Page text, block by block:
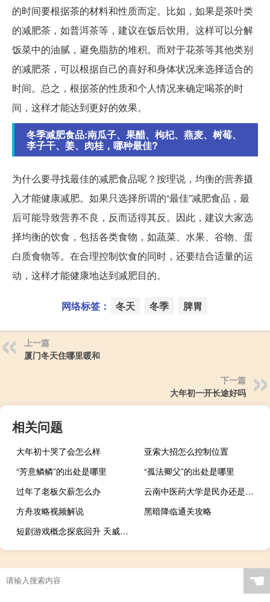
的时间要根据茶的材料和性质而定。比如，如果是茶叶类
的减肥茶，如普洱茶等，建议在饭后饮用。这样可以分解
饭菜中的油腻，避免脂肪的堆积。而对于花茶等其他类别
的减肥茶，可以根据自己的喜好和身体状况来选择适合的
时间。总之，根据茶的性质和个人情况来确定喝茶的时
间，这样才能达到更好的效果。
冬季减肥食品:南瓜子、果醋、枸杞、燕麦、树莓、
李子干、姜、肉桂，哪种最佳?
为什么要寻找最佳的减肥食品呢？按理说，均衡的营养摄
入才能健康减肥。如果只选择所谓的“最佳”减肥食品，最
后可能导致营养不良，反而适得其反。因此，建议大家选
择均衡的饮食，包括各类食物，如蔬菜、水果、谷物、蛋
白质食物等。在合理控制饮食的同时，还要结合适量的运
动，这样才能健康地达到减肥目的。
网络标签： 冬天 冬季 脾胃
上一篇
厦门冬天住哪里暖和
下一篇
大年初一开长途好吗
相关问题
大年初十哭了会怎么样
亚索大招怎么控制位置
“芳意鳞鳞”的出处是哪里
“孤法卿父”的出处是哪里
过年了老板欠薪怎么办
云南中医药大学是民办还是公办
方舟攻略视频解说
黑暗降临通关攻略
短剧游戏概念探底回升 天威视讯触及涨停
☚